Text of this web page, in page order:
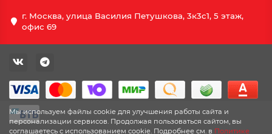
Мы используем файлы cookie для улучшения работы сайта и
персонализации сервисов. Продолжая пользоваться сайтом, вы
соглашаетесь с использованием cookie. Подробнее см. в Политике
г. Москва, улица Василия Петушкова, 3к3c1, 5 этаж,
офис 69